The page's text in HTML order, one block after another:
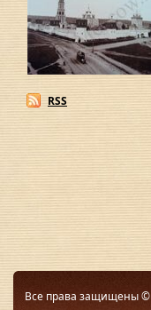
RSS
Все права защищены ©